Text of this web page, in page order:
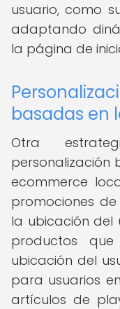
usuario, como
adaptando
la página de
basadas en
Otra
personalización
ecommerce
promociones
la ubicación del
productos
ubicación del
para usuarios
artículos de